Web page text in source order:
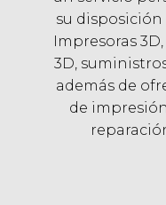
su
Impresoras
3D,
además de
de